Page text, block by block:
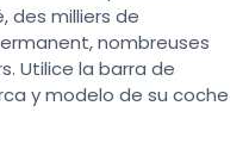
des milliers de
nombreuses
Utilice la barra de
y modelo de su coche